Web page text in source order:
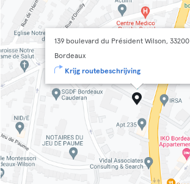
139 boulevard du Président Wilson, 33200
Bordeaux
Krijg routebeschrijving